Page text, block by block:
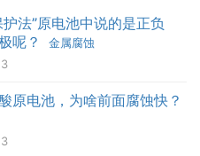
法”原电池中说的是正负
呢？
金属腐蚀
原电池，为啥前面腐蚀快？